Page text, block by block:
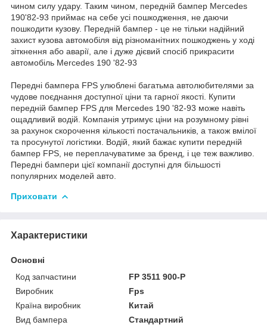
чином силу удару. Таким чином, передній бампер Mercedes
190'82-93 приймає на себе усі пошкодження, не даючи
пошкодити кузову. Передній бампер - це не тільки надійний
захист кузова автомобіля від різноманітних пошкоджень у ході
зіткнення або аварії, але і дуже дієвий спосіб прикрасити
автомобіль Mercedes 190 '82-93
Передні бампера FPS улюблені багатьма автолюбителями за
чудове поєднання доступної ціни та гарної якості. Купити
передній бампер FPS для Mercedes 190 '82-93 може навіть
ощадливий водій. Компанія утримує ціни на розумному рівні
за рахунок скорочення кількості постачальників, а також вмілої
та просунутої логістики. Водій, який бажає купити передній
бампер FPS, не переплачуватиме за бренд, і це теж важливо.
Передні бампери цієї компанії доступні для більшості
популярних моделей авто.
Приховати
Характеристики
Основні
Код запчастини
FP 3511 900-P
Виробник
Fps
Країна виробник
Китай
Вид бампера
Стандартний